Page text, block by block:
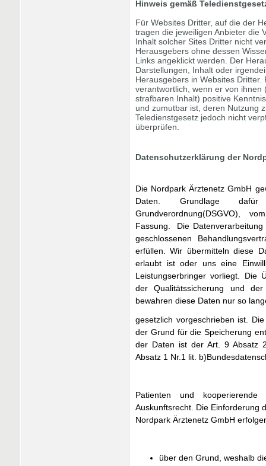
Hinweis gemäß
Für Websites Dritter, auf die der
tragen die jeweiligen Anbieter die
Inhalt solcher Sites Dritter nicht
Herausgebers ohne dessen
Links angeklickt werden. Der
Darstellungen, Inhalt oder
Herausgebers in Websites
verantwortlich, wenn er von
strafbaren Inhalt) positive
und zumutbar ist, deren Nutzung
Teledienstgesetz jedoch nicht
überprüfen.
Datenschutzerklärung der
Die Nordpark Ärztenetz GmbH
Daten. Grundlage
Grundverordnung(DSGVO),
Fassung. Die
geschlossenen
erfüllen. Wir übermitteln diese
erlaubt ist oder uns eine
Leistungserbringer vorliegt. Die
der Qualitätssicherung und
bewahren diese Daten nur so
gesetzlich vorgeschrieben ist.
der Grund für die Speicherung
der Daten ist der Art. 9 Absatz
Absatz 1 Nr.1 lit.
Patienten und kooperierende
Auskunftsrecht. Die Einforderung
Nordpark Ärztenetz GmbH
über den Grund, weshalb